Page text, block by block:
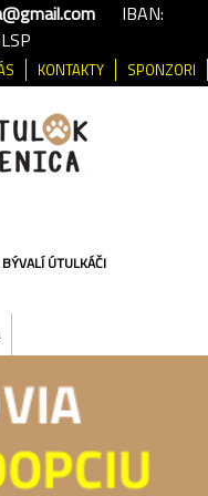
IBAN:
SPONZORI
KONTAKTY
BÝVALÍ ÚTULKÁČI